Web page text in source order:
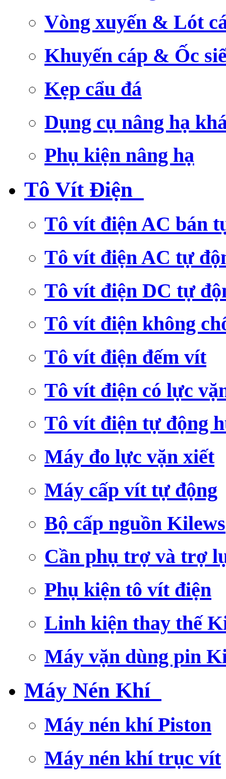
Vòng xuyến & Lót
Khuyến cáp & Ốc
Kẹp cẩu đá
Dụng cụ nâng hạ
Phụ kiện nâng hạ
Tô Vít Điện
Tô vít điện AC bán
Tô vít điện AC tự
Tô vít điện DC tự
Tô vít điện không
Tô vít điện đếm vít
Tô vít điện có lực
Tô vít điện tự động
Máy đo lực vặn xiết
Máy cấp vít tự động
Bộ cấp nguồn Kilews
Cần phụ trợ và trợ
Phụ kiện tô vít điện
Linh kiện thay thế
Máy vặn dùng pin
Máy Nén Khí
Máy nén khí Piston
Máy nén khí trục vít